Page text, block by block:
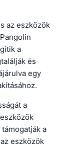
az eszközök
a
és
egy
a
a
eszközök